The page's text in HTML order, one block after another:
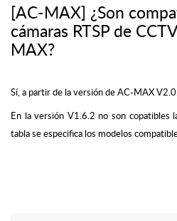
[AC-MAX] ¿Son
cámaras RTSP de
MAX?
Sí, a partir de la versión de AC-MAX
En la versión V1.6.2 no son copatibles
tabla se especifica los modelos